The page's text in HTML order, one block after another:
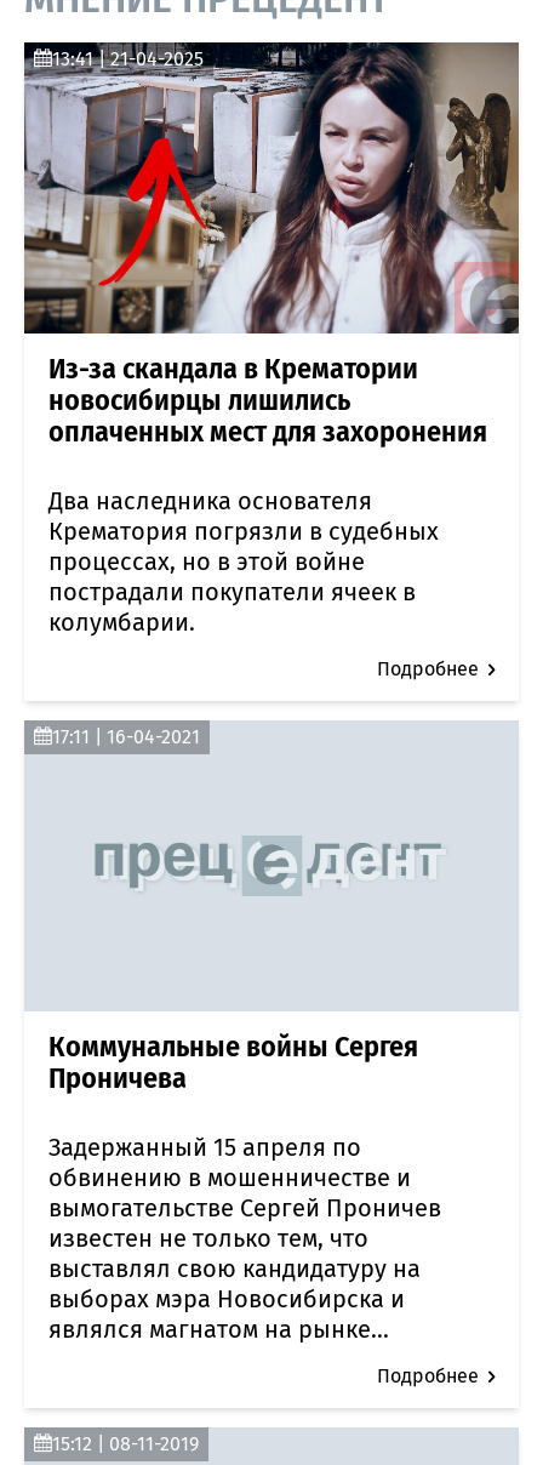
13:41 | 21-04-2025
Из-за скандала в Крематории
новосибирцы лишились
оплаченных мест для захоронения
Два наследника основателя
Крематория погрязли в судебных
процессах, но в этой войне
пострадали покупатели ячеек в
колумбарии.
Подробнее
17:11 | 16-04-2021
Коммунальные войны Сергея
Проничева
Задержанный 15 апреля по
обвинению в мошенничестве и
вымогательстве Сергей Проничев
известен не только тем, что
выставлял свою кандидатуру на
выборах мэра Новосибирска и
являлся магнатом на рынке...
Подробнее
15:12 | 08-11-2019